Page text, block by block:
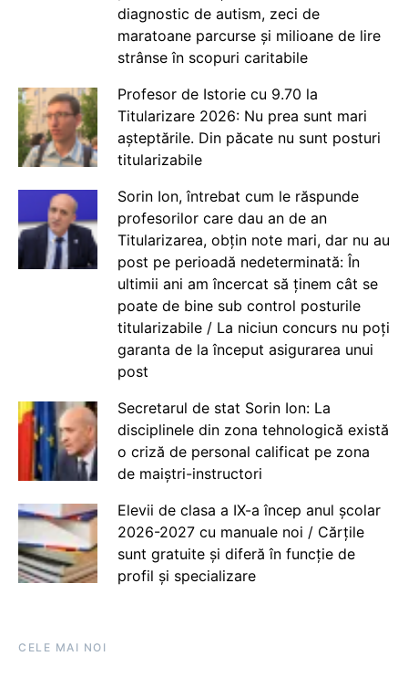
diagnostic de autism, zeci de
maratoane parcurse și milioane de lire
strânse în scopuri caritabile
Profesor de Istorie cu 9.70 la
Titularizare 2026: Nu prea sunt mari
așteptările. Din păcate nu sunt posturi
titularizabile
Sorin Ion, întrebat cum le răspunde
profesorilor care dau an de an
Titularizarea, obțin note mari, dar nu au
post pe perioadă nedeterminată: În
ultimii ani am încercat să ținem cât se
poate de bine sub control posturile
titularizabile / La niciun concurs nu poți
garanta de la început asigurarea unui
post
Secretarul de stat Sorin Ion: La
disciplinele din zona tehnologică există
o criză de personal calificat pe zona
de maiștri-instructori
Elevii de clasa a IX-a încep anul școlar
2026-2027 cu manuale noi / Cărțile
sunt gratuite și diferă în funcție de
profil și specializare
CELE MAI NOI